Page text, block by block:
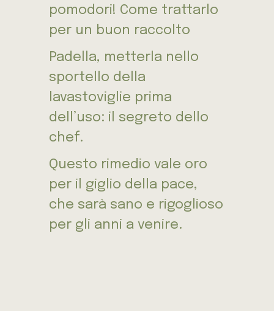
pomodori! Come trattarlo
per un buon raccolto
Padella, metterla nello
sportello della
lavastoviglie prima
dell’uso: il segreto dello
chef.
Questo rimedio vale oro
per il giglio della pace,
che sarà sano e rigoglioso
per gli anni a venire.